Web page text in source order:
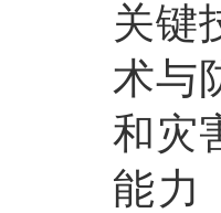
关键
术与
和灾
能力